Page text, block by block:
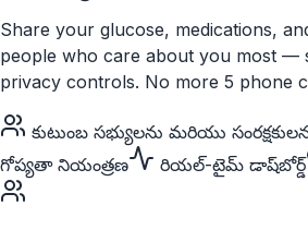
Share your glucose, medications,
people who care about you most —
privacy controls. No more 5 phone
కుటుంబ సభ్యులను మరియు
గోప్యతా నియంత్రణ
రియల్-టైమ్ డాష్‌బోర్డ్